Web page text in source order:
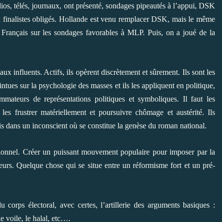
télés, journaux, ont présenté, sondages pipeautés à l’appui, DSK
finalistes obligés. Hollande est venu remplacer DSK, mais le même
sur les sondages favorables à MLP. Puis, on a joué de la
influents. Actifs, ils opèrent discrètement et sûrement. Ils sont les
sur la psychologie des masses et ils les appliquent en politique,
de représentations politiques et symboliques. Il faut les
frustrer matériellement et poursuivre chômage et austérité. Ils
un inconscient où se constitue la genèse du roman national.
Créer un puissant mouvement populaire pour imposer par la
Quelque chose qui se situe entre un réformisme fort et un pré-
électoral, avec certes, l’artillerie des arguments basiques :
voile, le halal, etc….